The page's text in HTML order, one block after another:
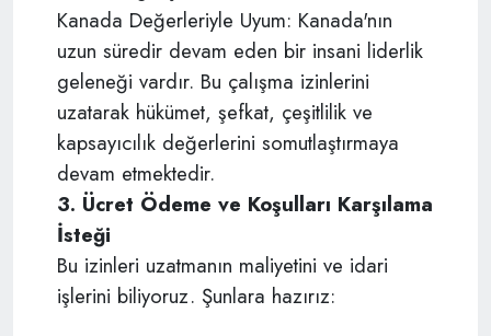
Kanada Değerleriyle Uyum: Kanada'nın
uzun süredir devam eden bir insani liderlik
geleneği vardır. Bu çalışma izinlerini
uzatarak hükümet, şefkat, çeşitlilik ve
kapsayıcılık değerlerini somutlaştırmaya
devam etmektedir.
3. Ücret Ödeme ve Koşulları Karşılama
İsteği
Bu izinleri uzatmanın maliyetini ve idari
işlerini biliyoruz. Şunlara hazırız: